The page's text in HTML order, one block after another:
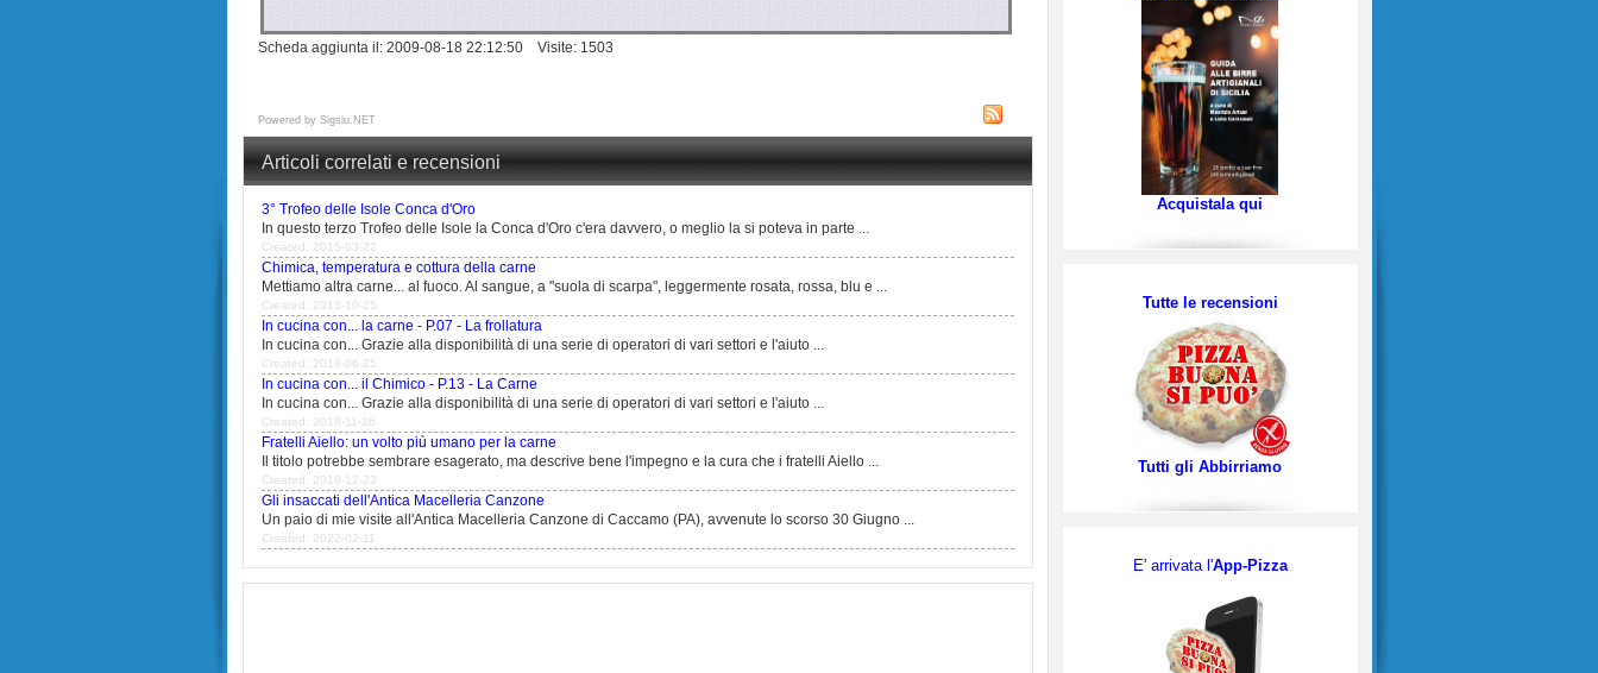
Scheda aggiunta il: 2009-08-18 22:12:50 Visite: 1503
Powered by Sigsiu.NET
Articoli correlati e recensioni
3° Trofeo delle Isole Conca d'Oro
In questo terzo Trofeo delle Isole la Conca d'Oro c'era davvero, o meglio la si poteva in parte ...
Created: 2015-03-22
Chimica, temperatura e cottura della carne
Mettiamo altra carne... al fuoco. Al sangue, a "suola di scarpa", leggermente rosata, rossa, blu e ...
Created: 2015-10-25
In cucina con... la carne - P.07 - La frollatura
In cucina con... Grazie alla disponibilità di una serie di operatori di vari settori e l'aiuto ...
Created: 2018-06-25
In cucina con... il Chimico - P.13 - La Carne
In cucina con... Grazie alla disponibilità di una serie di operatori di vari settori e l'aiuto ...
Created: 2018-11-26
Fratelli Aiello: un volto più umano per la carne
Il titolo potrebbe sembrare esagerato, ma descrive bene l'impegno e la cura che i fratelli Aiello ...
Created: 2018-12-23
Gli insaccati dell'Antica Macelleria Canzone
Un paio di mie visite all'Antica Macelleria Canzone di Caccamo (PA), avvenute lo scorso 30 Giugno ...
Created: 2022-02-11
Acquistala qui
Tutte le recensioni
Tutti gli Abbirriamo
E' arrivata l'App-Pizza